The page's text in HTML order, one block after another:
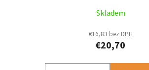
Skladem
€16,83 bez DPH
€20,70